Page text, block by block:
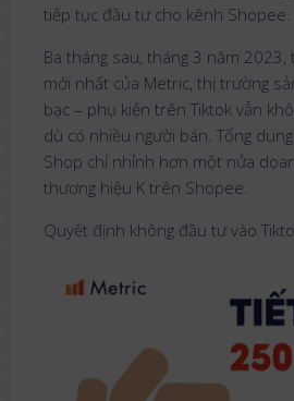
tiếp tục đầu tư cho kênh Shopee.
Ba tháng sau, tháng 3 năm
mới nhất của Metric, thị trường
bạc – phụ kiện trên Tiktok vẫn
dù có nhiều người bán. Tổng
Shop chỉ nhỉnh hơn một nửa
thương hiệu K trên Shopee.
Quyết định không đầu tư vào